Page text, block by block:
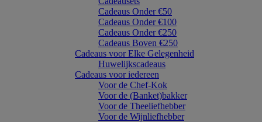
Cadeaus Onder €50
Cadeaus Onder €100
Cadeaus Onder €250
Cadeaus Boven €250
Cadeaus voor Elke Gelegenheid
Huwelijkscadeaus
Cadeaus voor iedereen
Voor de Chef-Kok
Voor de (Banket)bakker
Voor de Theeliefhebber
Voor de Wijnliefhebber